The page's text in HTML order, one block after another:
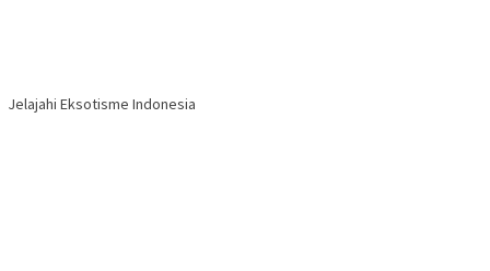
Jelajahi Eksotisme Indonesia